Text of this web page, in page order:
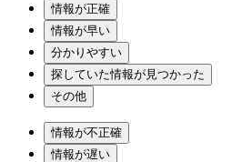
情報が正確
情報が早い
分かりやすい
探していた情報が見つかった
その他
情報が不正確
情報が遅い